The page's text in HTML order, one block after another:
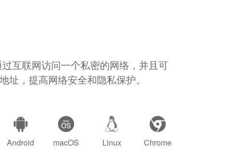
互联网访问一个私密的网络，并且可
址，提高网络安全和隐私保护。
Android macOS Linux Chrome